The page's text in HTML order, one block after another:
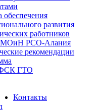
обеспечения
развития
работников
МОиН РСО-Алания
рекомендации
ГТО
Контакты